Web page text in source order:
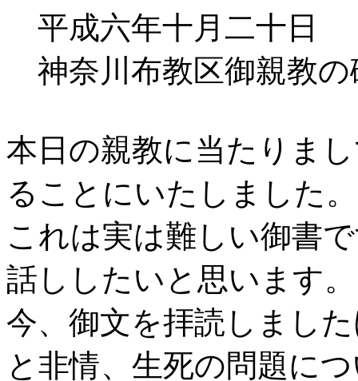
平成六年十月二十日
神奈川布教区御親教の
本日の親教に当たりま
ることにいたしました。
これは実は難しい御書
話ししたいと思います。
今、御文を拝読しまし
と非情、生死の問題に